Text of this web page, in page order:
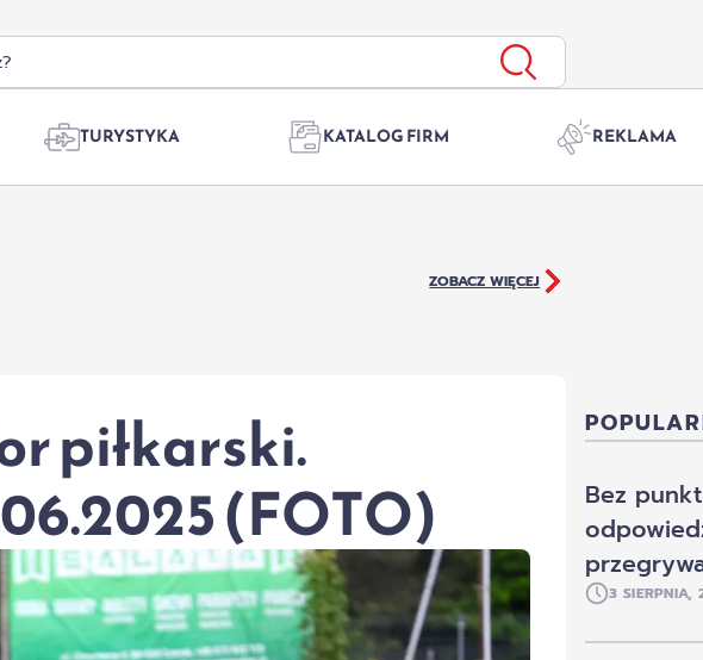
TURYSTYKA KATALOG FIRM REKLAMA
ZOBACZ WIĘCEJ
piłkarski.
(FOTO)
Bez
3 SIERPNIA,